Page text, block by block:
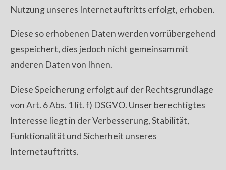
Nutzung unseres Internetauftritts erfolgt, erhoben.
Diese so erhobenen Daten werden vorrübergehend
gespeichert, dies jedoch nicht gemeinsam mit
anderen Daten von Ihnen.
Diese Speicherung erfolgt auf der Rechtsgrundlage
von Art. 6 Abs. 1 lit. f) DSGVO. Unser berechtigtes
Interesse liegt in der Verbesserung, Stabilität,
Funktionalität und Sicherheit unseres
Internetauftritts.